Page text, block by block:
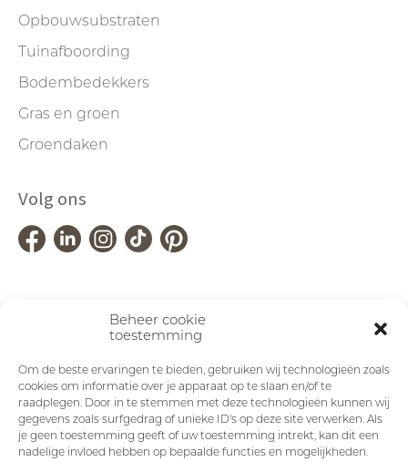
Beheer cookie
toestemming
Om de beste ervaringen te bieden, gebruiken wij technologieën zoals
cookies om informatie over je apparaat op te slaan en/of te
raadplegen. Door in te stemmen met deze technologieën kunnen wij
gegevens zoals surfgedrag of unieke ID's op deze site verwerken. Als
je geen toestemming geeft of uw toestemming intrekt, kan dit een
nadelige invloed hebben op bepaalde functies en mogelijkheden.
Opbouwsubstraten
Tuinafboording
Bodembedekkers
Gras en groen
Groendaken
Volg ons